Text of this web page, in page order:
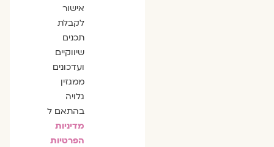
אישור
לקבלת
תכנים
שיווקיים
ועדכונים
ממגזין
גלויה
בהתאם ל
מדיניות
הפרטיות